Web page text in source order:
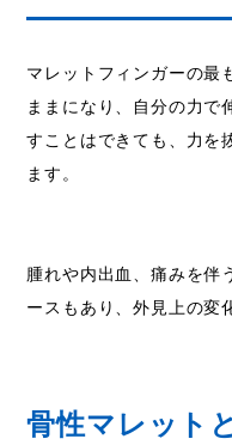
マレットフィンガーの最
ままになり、自分の力で
すことはできても、力を
ます。
腫れや内出血、痛みを伴
ースもあり、外見上の変
骨性マレット